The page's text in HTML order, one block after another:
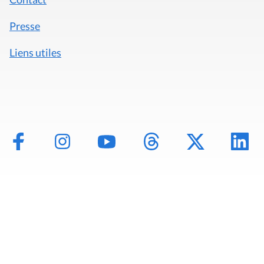
Presse
Liens utiles